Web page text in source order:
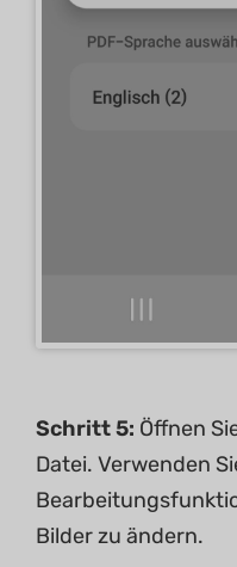
Schritt 5: Öffnen
Datei. Verwenden
Bilder zu ändern.